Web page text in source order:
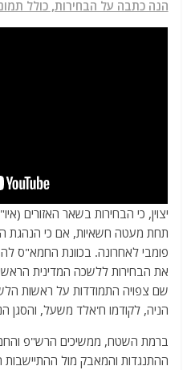
הנה כתבה על הבחירות, כולל
יצוין, כי הבחירות בשאר האזורים
תחת מעטה חשאיות, אם כי הנהגת
פומבי לאחרונה. בכוונת החמא"ס
את הבחירות ללשכה המדינית
שם צפויה התמודדות על ראשות
הניה, לקודמו ח'אלד משעל, והסגן
ברמת השטח, ממשיכים הרש"פ
ההתנגדות והמאבק מול ההתיישבות